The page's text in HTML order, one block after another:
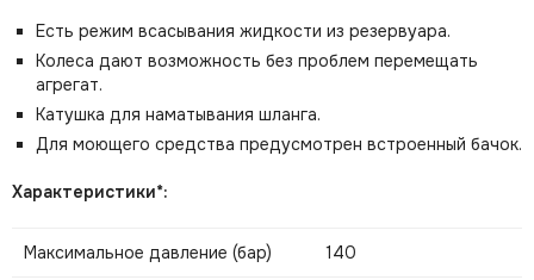
Есть режим всасывания жидкости из резервуара.
Колеса дают возможность без проблем перемещать
агрегат.
Катушка для наматывания шланга.
Для моющего средства предусмотрен встроенный бачок.
Характеристики*:
Максимальное давление (бар) 140